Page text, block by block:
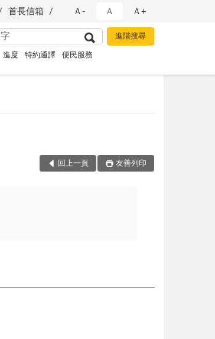
首長信箱 Ａ- Ａ Ａ+
進度 特約通譯 便民服務
回上一頁 友善列印